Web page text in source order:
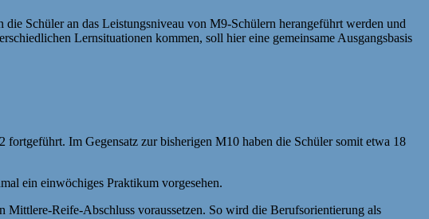
Schüler an das Leistungsniveau von M9-Schülern herangeführt werden und
Lernsituationen kommen, soll hier eine gemeinsame Ausgangsbasis
Im Gegensatz zur bisherigen M10 haben die Schüler somit etwa 18
ein einwöchiges Praktikum vorgesehen.
Mittlere-Reife-Abschluss voraussetzen. So wird die Berufsorientierung als